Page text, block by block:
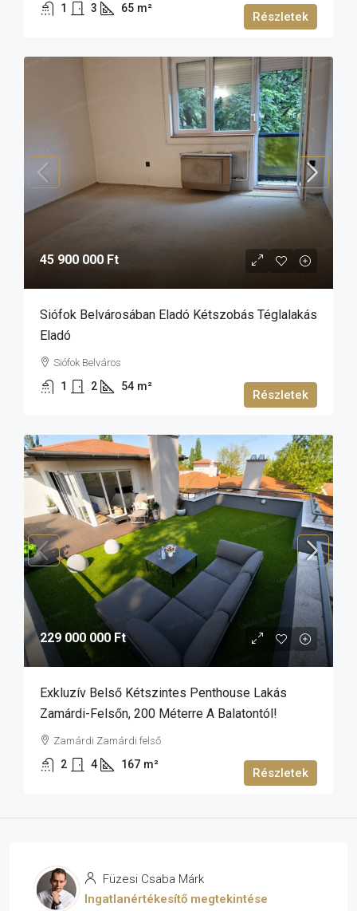
1 3 65 m²
Részletek
45 900 000 Ft
Siófok Belvárosában Eladó Kétszobás Téglalakás
Eladó
Siófok Belváros
1 2 54 m²
Részletek
229 000 000 Ft
Exkluzív Belső Kétszintes Penthouse Lakás
Zamárdi-Felsőn, 200 Méterre A Balatontól!
Zamárdi Zamárdi felső
2 4 167 m²
Részletek
Füzesi Csaba Márk
Ingatlanértékesítő megtekintése